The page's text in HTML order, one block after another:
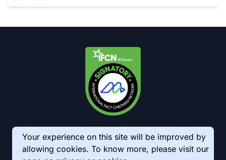
Your experience on this site will be improved by
allowing cookies. To know more, please visit our